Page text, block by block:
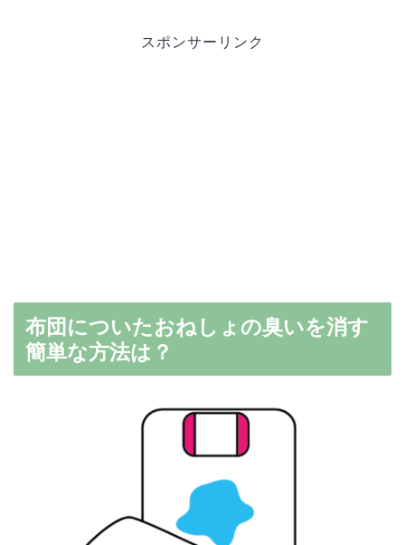
スポンサーリンク
布団についたおねしょの臭いを消す
簡単な方法は？